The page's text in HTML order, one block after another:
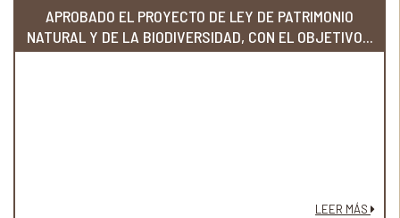
APROBADO EL PROYECTO DE LEY DE PATRIMONIO
NATURAL Y DE LA BIODIVERSIDAD, CON EL OBJETIVO...
LEER MÁS